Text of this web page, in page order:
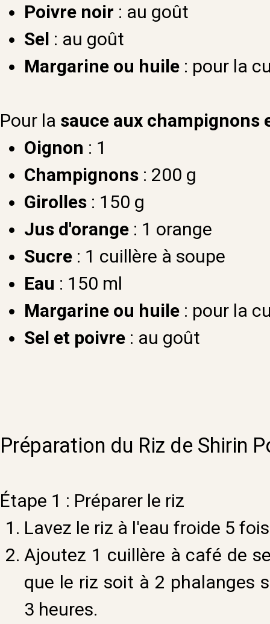
Poivre noir : au goût
Sel : au goût
Margarine ou huile : pour la
Pour la sauce aux champignons
Oignon : 1
Champignons : 200 g
Girolles : 150 g
Jus d'orange : 1 orange
Sucre : 1 cuillère à soupe
Eau : 150 ml
Margarine ou huile : pour la
Sel et poivre : au goût
Préparation du Riz de Shirin
Étape 1 : Préparer le riz
Lavez le riz à l'eau froide 5
Ajoutez 1 cuillère à café de
que le riz soit à 2 phalanges
3 heures.